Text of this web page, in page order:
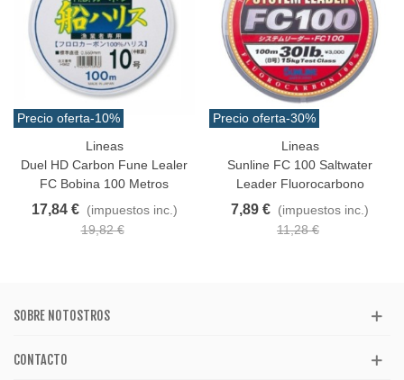
Precio oferta-10%
Lineas
Duel HD Carbon Fune Lealer
FC Bobina 100 Metros
17,84 € (impuestos inc.)
19,82 €
Precio oferta-30%
Lineas
Sunline FC 100 Saltwater
Leader Fluorocarbono
7,89 € (impuestos inc.)
11,28 €
SOBRE NOTOSTROS
CONTACTO